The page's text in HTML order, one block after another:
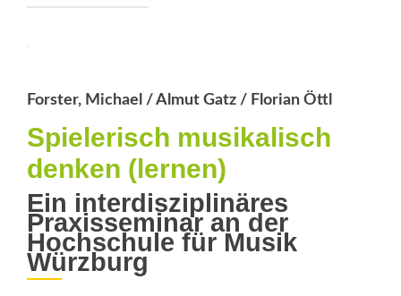
Forster, Michael / Almut Gatz / Florian Öttl
Spielerisch musikalisch
denken (lernen)
Ein interdisziplinäres
Praxisseminar an der
Hochschule für Musik
Würzburg